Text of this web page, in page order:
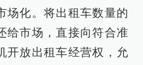
场化。将出租车数量的
给市场，直接向符合准
开放出租车经营权，允